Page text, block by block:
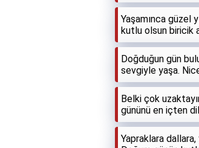
Yaşamınca güzel
kutlu olsun biricik
Doğduğun gün
sevgiyle yaşa.
Belki çok
gününü en içten
Yapraklara